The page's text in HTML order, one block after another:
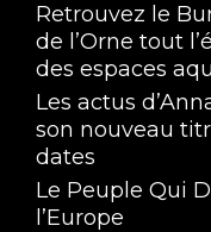
Ma Nénette
Jun 30, 2025 • 1:37:00
Retrouvez le
de l’Orne tout
des espaces
Les actus
son nouveau
dates
Le Peuple Qui
l’Europe